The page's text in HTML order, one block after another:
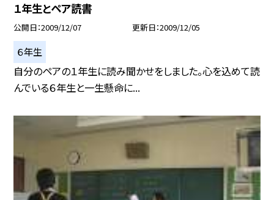
１年生とペア読書
公開日 2009/12/07 更新日 2009/12/05
６年生
自分のペアの１年生に読み聞かせをしました。心を込めて読
んでいる６年生と一生懸命に...